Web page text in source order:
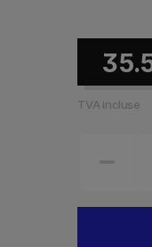
TVA incluse